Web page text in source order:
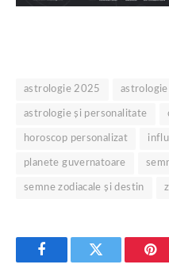
astrologie 2025
astrologie și personalitate
horoscop personalizat
planete guvernatoare
semne zodiacale și destin
FacebookTwitter